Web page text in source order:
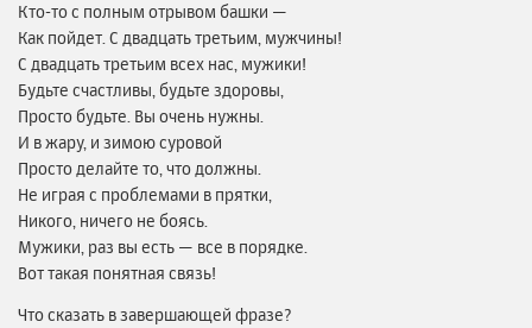
Кто-то с полным отрывом башки —
Как пойдет. С двадцать третьим, мужчины!
С двадцать третьим всех нас, мужики!
Будьте счастливы, будьте здоровы,
Просто будьте. Вы очень нужны.
И в жару, и зимою суровой
Просто делайте то, что должны.
Не играя с проблемами в прятки,
Никого, ничего не боясь.
Мужики, раз вы есть — все в порядке.
Вот такая понятная связь!
Что сказать в завершающей фразе?